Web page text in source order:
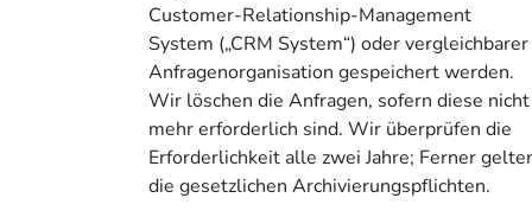
Customer-Relationship-Management
System („CRM System“) oder vergleichbarer
Anfragenorganisation gespeichert werden.
Wir löschen die Anfragen, sofern diese nicht
mehr erforderlich sind. Wir überprüfen die
Erforderlichkeit alle zwei Jahre; Ferner
die gesetzlichen Archivierungspflichten.